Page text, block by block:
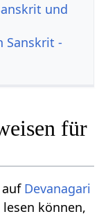
und
Sanskrit -
für
Devanagari
können,